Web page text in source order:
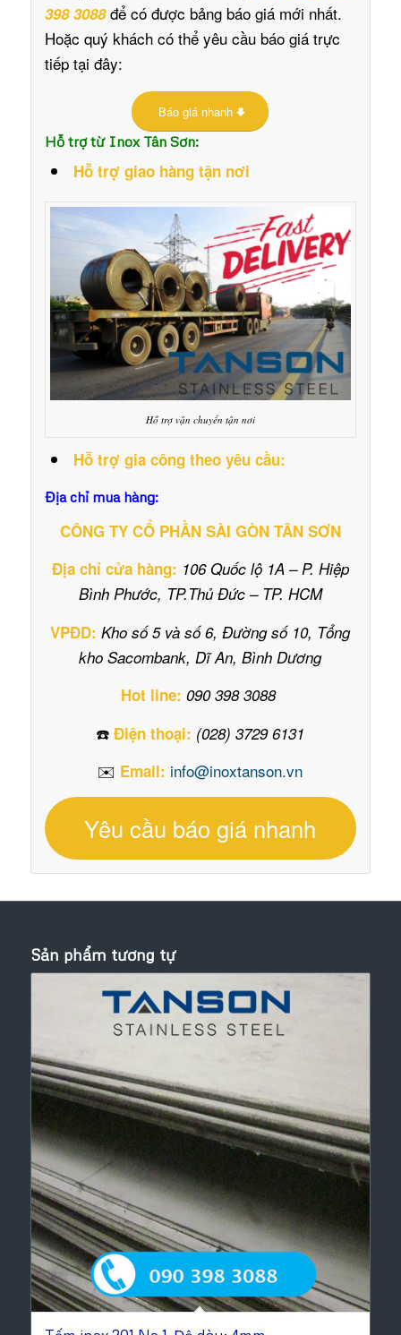
398 3088để có được bảng báo giá mới nhất.
Hoặc quý khách có thể yêu cầu báo giá trực
tiếp tại đây:
Báo giá nhanh
Hỗ trợ từ Inox Tân Sơn:
Hỗ trợ giao hàng tận nơi
Hỗ trợ vận chuyển tận nơi
Hỗ trợ gia công theo yêu cầu:
Địa chỉ mua hàng:
CÔNG TY CỔ PHẦN SÀI GÒN TÂN SƠN
Địa chỉ cửa hàng: 106 Quốc lộ 1A – P. Hiệp
Bình Phước, TP.Thủ Đức – TP. HCM
VPĐD: Kho số 5 và số 6, Đường số 10, Tổng
kho Sacombank, Dĩ An, Bình Dương
Hot line: 090 398 3088
☎️Điện thoại: (028) 3729 6131
✉️ Email: info@inoxtanson.vn
Yêu cầu báo giá nhanh
Sản phẩm tương tự